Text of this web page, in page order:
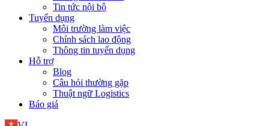
Tin tức nội bộ
Tuyển dụng
Môi trường làm việc
Chính sách lao động
Thông tin tuyển dụng
Hỗ trợ
Blog
Câu hỏi thường gặp
Thuật ngữ Logistics
Báo giá